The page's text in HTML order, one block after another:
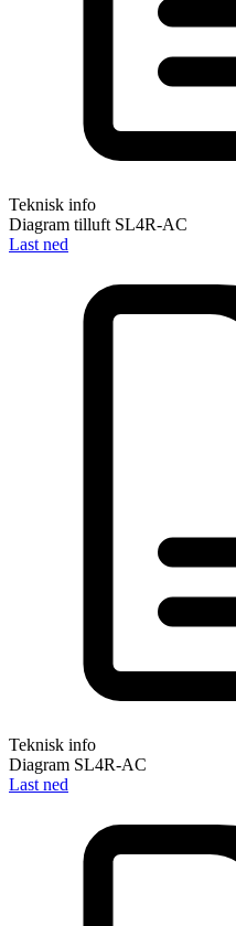
Teknisk info
Diagram tilluft SL4R-AC
Last ned
Teknisk info
Diagram SL4R-AC
Last ned